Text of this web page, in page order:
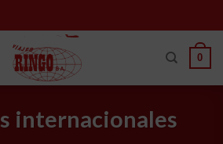
0
internacionales